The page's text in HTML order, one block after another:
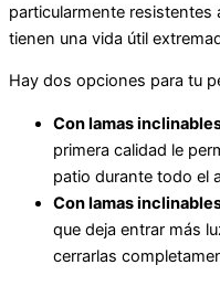
particularmente resistentes
tienen una vida útil
Hay dos opciones para tu
Con lamas
primera calidad le
patio durante todo el
Con lamas
que deja entrar más
cerrarlas